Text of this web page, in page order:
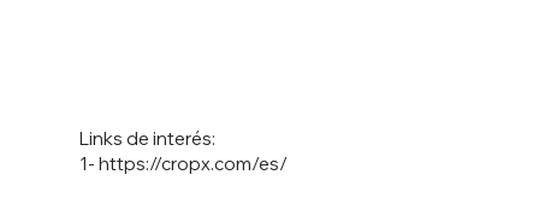
1-https://cropx.com/es/
Links de interés: